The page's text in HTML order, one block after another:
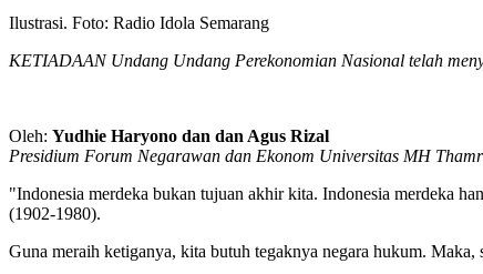
Ilustrasi. Foto: Radio Idola Semarang
KETIADAAN Undang Undang Perekonomian Nasional telah
Oleh: Yudhie Haryono dan dan Agus Rizal
Presidium Forum Negarawan dan Ekonom Universitas MH
"Indonesia merdeka bukan tujuan akhir kita. Indonesia merdeka
(1902-1980).
Guna meraih ketiganya, kita butuh tegaknya negara hukum.